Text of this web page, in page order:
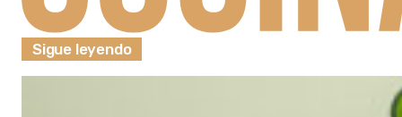
Sigue leyendo